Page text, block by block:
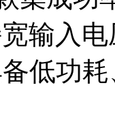
输入
低功